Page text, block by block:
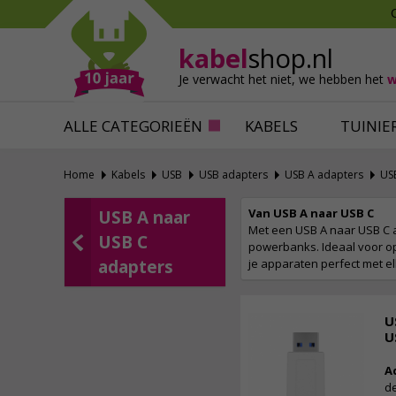
kabelshop.nl
Je verwacht het niet, we hebben het
ALLE CATEGORIEËN KABELS
Mollen verjagen
Slakken bestrijden
Katten verjagen
Alles tegen ongedierte
Ventilatie
Home Kabels USB USB adapters USB A adapters
USB A naar
USB C
adapters
Van USB A naar USB C
Met een USB A naar USB
powerbanks. Ideaal voor
je apparaten perfect met